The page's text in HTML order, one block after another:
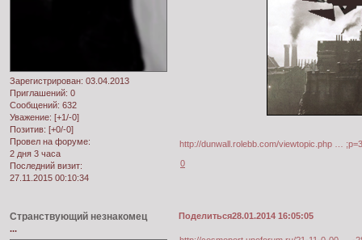
Зарегистрирован: 03.04.2013
Приглашений: 0
Сообщений: 632
Уважение: [+1/-0]
Позитив: [+0/-0]
Провел на форуме:
2 дня 3 часа
Последний визит:
27.11.2015 00:10:34
http://dunwall.rolebb.com/viewtopic.php …
0
Поделиться28.01.2014 16:05:05
Странствующий незнакомец
...